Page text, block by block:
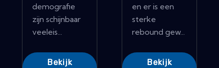
demografie
zijn schijnbaar
veeleis...
Bekijk
en er is een
sterke
rebound gew...
Bekijk